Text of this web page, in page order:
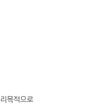
목적으로